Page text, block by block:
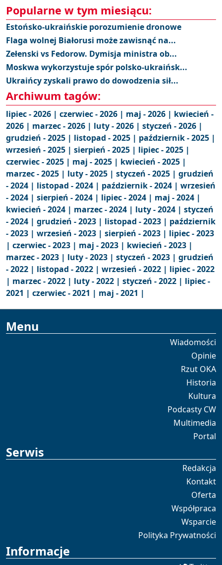
Popularne w tym miesiącu:
Estońsko-ukraińskie porozumienie dronowe
Flaga wolnej Białorusi może zawisnąć na...
Zełenski vs Fedorow. Dymisja ministra ob...
Moskwa wykorzystuje spór polsko-ukraińsk...
Ukraińcy zyskali prawo do dowodzenia sił...
Archiwum tagów:
lipiec - 2026 | czerwiec - 2026 | maj - 2026 | kwiecień -
2026 | marzec - 2026 | luty - 2026 | styczeń - 2026 |
grudzień - 2025 | listopad - 2025 | październik - 2025 |
wrzesień - 2025 | sierpień - 2025 | lipiec - 2025 |
czerwiec - 2025 | maj - 2025 | kwiecień - 2025 |
marzec - 2025 | luty - 2025 | styczeń - 2025 | grudzień
- 2024 | listopad - 2024 | październik - 2024 | wrzesień
- 2024 | sierpień - 2024 | lipiec - 2024 | maj - 2024 |
kwiecień - 2024 | marzec - 2024 | luty - 2024 | styczeń
- 2024 | grudzień - 2023 | listopad - 2023 | październik
- 2023 | wrzesień - 2023 | sierpień - 2023 | lipiec - 2023
| czerwiec - 2023 | maj - 2023 | kwiecień - 2023 |
marzec - 2023 | luty - 2023 | styczeń - 2023 | grudzień
- 2022 | listopad - 2022 | wrzesień - 2022 | lipiec - 2022
| marzec - 2022 | luty - 2022 | styczeń - 2022 | lipiec -
2021 | czerwiec - 2021 | maj - 2021 |
Menu
Wiadomości
Opinie
Rzut OKA
Historia
Kultura
Podcasty CW
Multimedia
Portal
Serwis
Redakcja
Kontakt
Oferta
Współpraca
Wsparcie
Polityka Prywatności
Informacje